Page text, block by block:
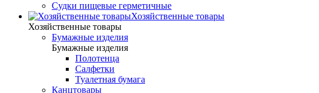
Судки пищевые герметичные
Хозяйственные товары
Хозяйственные товары
Бумажные изделия
Бумажные изделия
Полотенца
Салфетки
Туалетная бумага
Канцтовары